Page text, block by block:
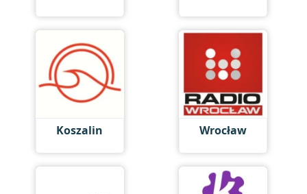
Koszalin Wrocław